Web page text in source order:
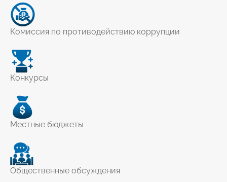
Комиссия по противодействию коррупции
Конкурсы
Местные бюджеты
Общественные обсуждения